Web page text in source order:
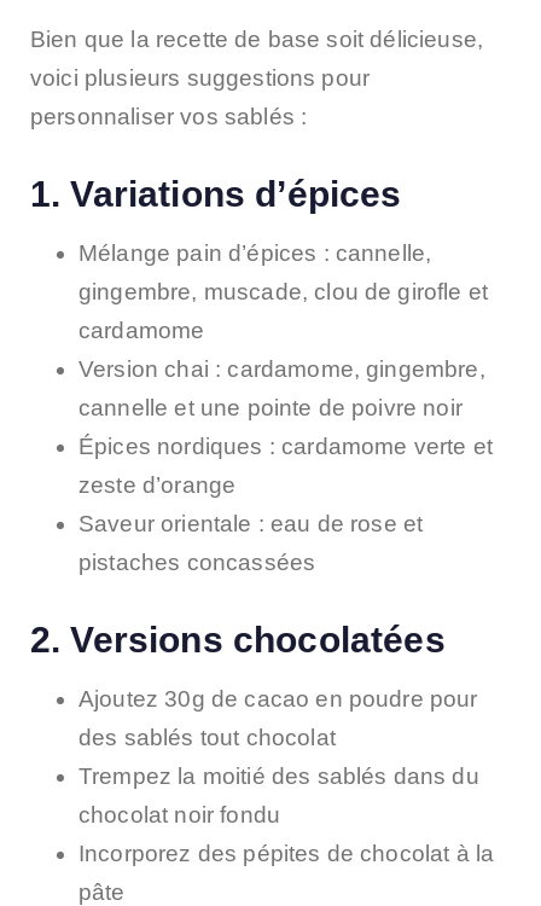
Bien que la recette de base soit délicieuse,
voici plusieurs suggestions pour
personnaliser vos sablés :
1. Variations d’épices
Mélange pain d’épices : cannelle,
gingembre, muscade, clou de girofle et
cardamome
Version chai : cardamome, gingembre,
cannelle et une pointe de poivre noir
Épices nordiques : cardamome verte et
zeste d’orange
Saveur orientale : eau de rose et
pistaches concassées
2. Versions chocolatées
Ajoutez 30g de cacao en poudre pour
des sablés tout chocolat
Trempez la moitié des sablés dans du
chocolat noir fondu
Incorporez des pépites de chocolat à la
pâte